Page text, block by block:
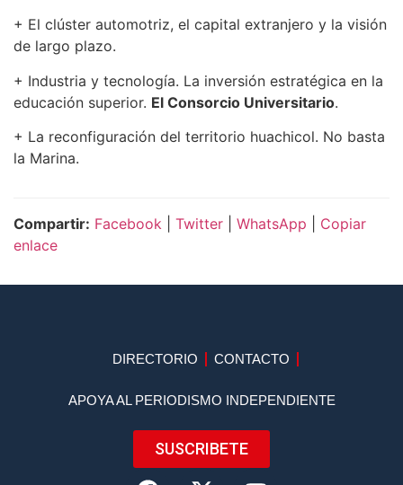
+ El clúster automotriz, el capital extranjero y la visión
de largo plazo.
+ Industria y tecnología. La inversión estratégica en la
educación superior. El Consorcio Universitario.
+ La reconfiguración del territorio huachicol. No basta
la Marina.
Compartir: Facebook Twitter WhatsApp
Copiar
enlace
DIRECTORIO CONTACTO
APOYA AL PERIODISMO INDEPENDIENTE
SUSCRIBETE